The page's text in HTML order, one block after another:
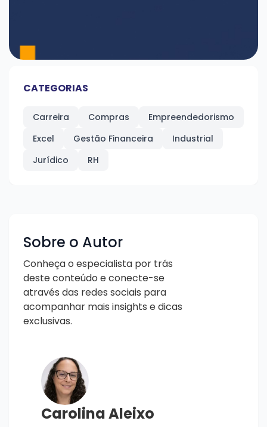
CATEGORIAS
Carreira Compras
Empreendedorismo
Excel
Gestão Financeira
Industrial
Jurídico
RH
Sobre o Autor
Conheça o especialista por trás
deste conteúdo e conecte-se
através das redes sociais para
acompanhar mais insights e dicas
exclusivas.
Carolina Aleixo